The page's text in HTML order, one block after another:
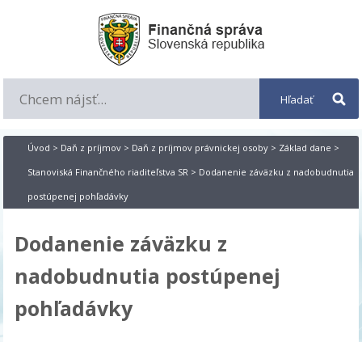
Úvod > Daň z príjmov > Daň z príjmov právnickej osoby > Základ dane >
Stanoviská Finančného riaditeľstva SR > Dodanenie záväzku z nadobudnutia
postúpenej pohľadávky
Dodanenie záväzku z
nadobudnutia postúpenej
pohľadávky